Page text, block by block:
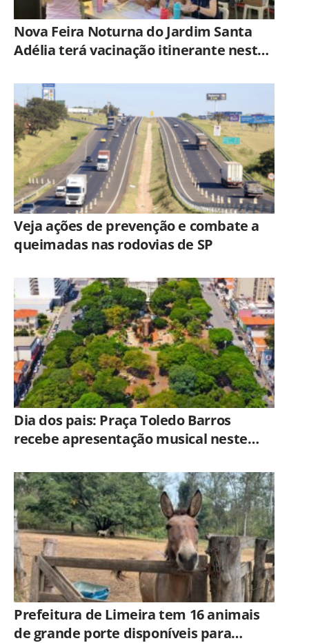
Nova Feira Noturna do Jardim Santa
Adélia terá vacinação itinerante nesta
Veja ações de prevenção e combate a
queimadas nas rodovias de SP
Dia dos pais: Praça Toledo Barros
recebe apresentação musical neste
Prefeitura de Limeira tem 16 animais
de grande porte disponíveis para